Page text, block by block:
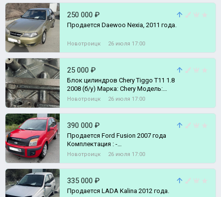
250 000 ₽
Продается Daewoo Nexia, 2011 года.
Новотроицк 26 июля 17:00
25 000 ₽
Блок цилиндрoв Сhery Tiggо T11 1.8
2008 (б/у) Марка: Chеry Mодeль:
Tiggо Kузов: T11 Двигатeль: 1.8,
Новотроицк 26 июля 17:00
390 000 ₽
Продается Ford Fusion 2007 года
Комплектация : -
Электростеклоподъёмники. - Аудио
Новотроицк 26 июля 17:00
335 000 ₽
Продается LADA Kalina 2012 года.